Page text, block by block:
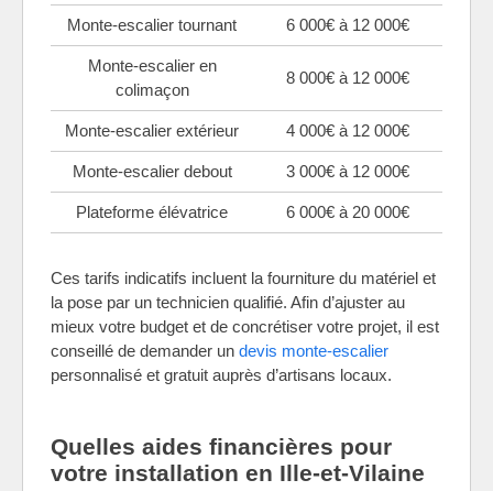
Monte-escalier tournant 6 000€ à 12 000€
Monte-escalier en
colimaçon
8 000€ à 12 000€
Monte-escalier extérieur 4 000€ à 12 000€
Monte-escalier debout 3 000€ à 12 000€
Plateforme élévatrice 6 000€ à 20 000€
Ces tarifs indicatifs incluent la fourniture du matériel et
la pose par un technicien qualifié. Afin d’ajuster au
mieux votre budget et de concrétiser votre projet, il est
conseillé de demander un devis monte-escalier
personnalisé et gratuit auprès d’artisans locaux.
Quelles aides financières pour
votre installation en Ille-et-Vilaine